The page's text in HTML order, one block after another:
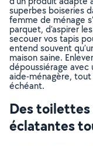
superbes boiseries
femme de ménage
parquet, d’aspirer
secouer vos tapis
entend souvent
maison saine.
dépoussiérage avec
aide-ménagère,
échéant.
Des toilettes
éclatantes